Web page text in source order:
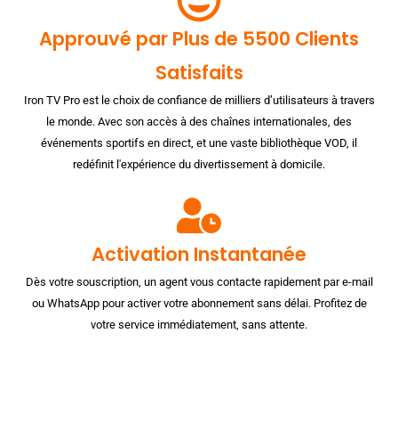
Approuvé par Plus de 5500 Clients
Satisfaits
Iron TV Pro est le choix de confiance de milliers d’utilisateurs à travers
le monde. Avec son accès à des chaînes internationales, des
événements sportifs en direct, et une vaste bibliothèque VOD, il
redéfinit l'expérience du divertissement à domicile.
Activation Instantanée
Dès votre souscription, un agent vous contacte rapidement par e-mail
ou WhatsApp pour activer votre abonnement sans délai. Profitez de
votre service immédiatement, sans attente.